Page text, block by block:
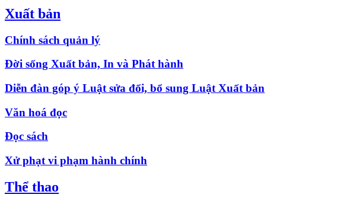
Xuất bản
Chính sách quản lý
Đời sống Xuất bản, In và Phát hành
Diễn đàn góp ý Luật sửa đổi, bổ sung Luật Xuất bản
Văn hoá đọc
Đọc sách
Xử phạt vi phạm hành chính
Thể thao